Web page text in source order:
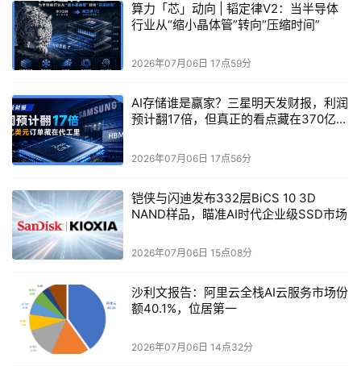
麒麟2026与上一代同制程芯片在等性能条件下对比，电压
而单代主频涨幅从过去三年的累计不到6%直接跃升至超过
12%。
算力「芯」动向 | 韬定律V2：当半导体
行业从“缩小晶体管”转向“压缩时间”
2026年07月06日 17点59分
AI存储谁是赢家？三星明天发财报，利润
预计翻17倍，但真正的看点藏在370亿美
2026年07月06日 17点56分
铠侠与闪迪发布332层BiCS 10 3D
NAND样品，瞄准AI时代企业级SSD市场
2026年07月06日 15点08分
沙利文报告：阿里云全栈AI云服务市场份
额40.1%，位居第一
2026年07月06日 14点32分